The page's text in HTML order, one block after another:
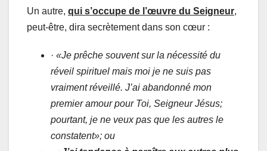
Un autre, qui s’occupe de l’œuvre du Seigneur,
peut-être, dira secrètement dans son cœur :
· «Je prêche souvent sur la nécessité du
réveil spirituel mais moi je ne suis pas
vraiment réveillé. J’ai abandonné mon
premier amour pour Toi, Seigneur Jésus;
pourtant, je ne veux pas que les autres le
constatent»; ou